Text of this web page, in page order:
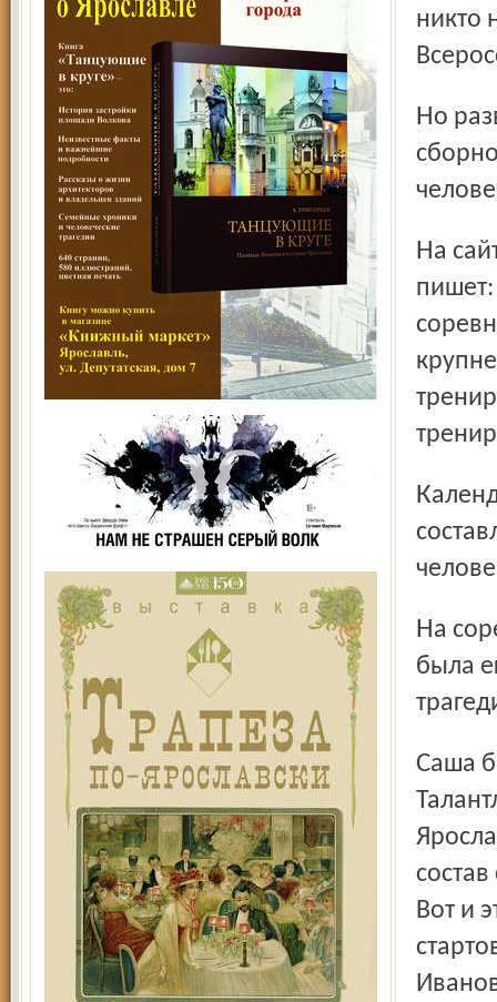
никто
Но разве тренировка, даже тренировка юниорской
На сайте журнала «Лыжный спорт» Андрей Краснов
Календарь мероприятий на РЛК им. Сметаниной
На соревнованиях в Сыктывкаре вместе с Александром
была
Саша был единственным сыном Александры Ивановны.
Вот и